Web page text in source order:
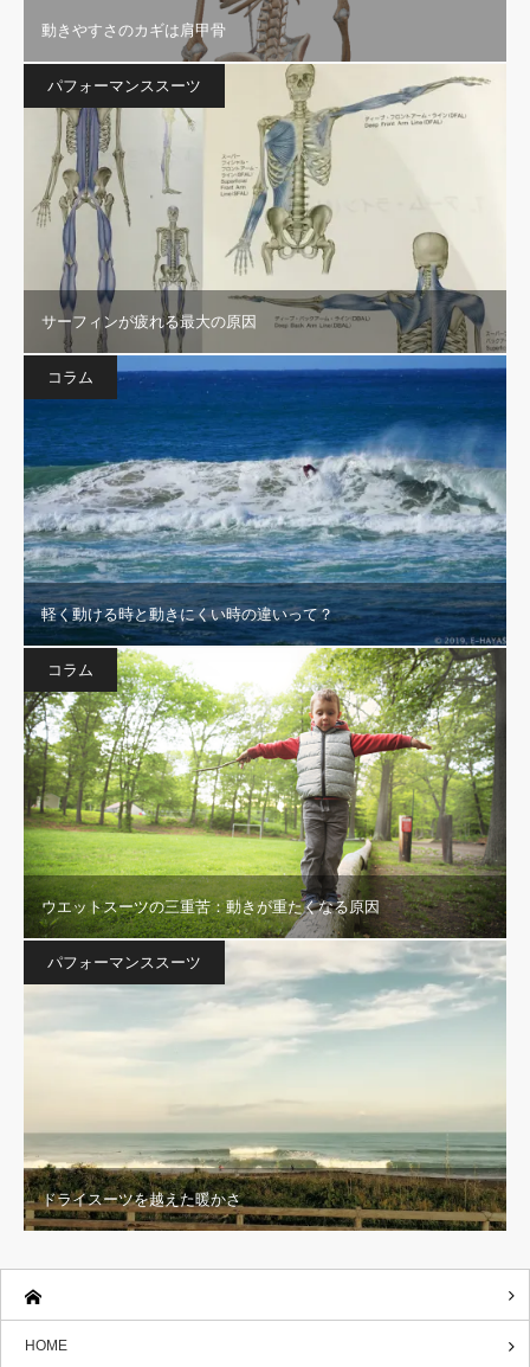
動きやすさのカギは肩甲骨
パフォーマンススーツ
サーフィンが疲れる最大の原因
コラム
軽く動ける時と動きにくい時の違いって？
コラム
ウエットスーツの三重苦：動きが重たくなる原因
パフォーマンススーツ
ドライスーツを越えた暖かさ
HOME